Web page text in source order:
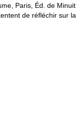
Paris, Éd. de Minuit,
de réfléchir sur la